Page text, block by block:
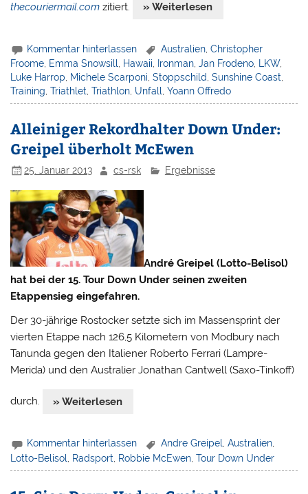
thecouriermail.com zitiert. » Weiterlesen
Kommentar hinterlassen Australien ,Christopher
Froome, Emma Snowsill, Hawaii, Ironman,Jan Frodeno, LKW,
Luke Harrop, Michele Scarponi,Stoppschild,Sunshine Coast,
Training,Triathlet,Triathlon, Unfall,Yoann Offredo
Alleiniger Rekordhalter Down Under:
Greipel überholt McEwen
25. Januar 2013 cs-rsk Ergebnisse
André Greipel (Lotto-Belisol)
hat bei der 15. Tour Down Under seinen zweiten
Etappensieg eingefahren.
Der 30-jährige Rostocker setzte sich im Massensprint der
vierten Etappe nach 126,5 Kilometern von Modbury nach
Tanunda gegen den Italiener Roberto Ferrari (Lampre-
Merida) und den Australier Jonathan Cantwell (Saxo-Tinkoff)
durch. » Weiterlesen
Kommentar hinterlassen Andre Greipel,Australien,
Lotto-Belisol
Radsport Robbie McEwen ,Tour Down Under